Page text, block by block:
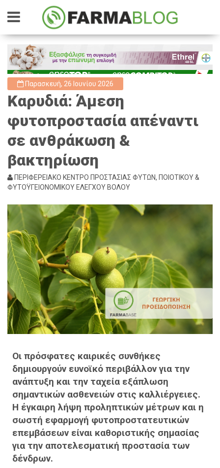
Παρασκευή, 26 Ιουνίου 2026
Καρυδιά: Άμεση
φυτοπροστασία απέναντι
σε ανθράκωση &
βακτηρίωση
ΠΕΡΙΦΕΡΕΙΑΚΟ ΚΕΝΤΡΟ ΠΡΟΣΤΑΣΙΑΣ ΦΥΤΩΝ, ΠΟΙΟΤΙΚΟΥ &
ΦΥΤΟΫΓΕΙΟΝΟΜΙΚΟΥ ΕΛΕΓΧΟΥ ΒΟΛΟΥ
Οι πρόσφατες καιρικές συνθήκες
δημιουργούν ευνοϊκό περιβάλλον για την
ανάπτυξη και την ταχεία εξάπλωση
σημαντικών ασθενειών στις καλλιέργειες.
Η έγκαιρη λήψη προληπτικών μέτρων και η
σωστή εφαρμογή φυτοπροστατευτικών
επεμβάσεων είναι καθοριστικής σημασίας
για την αποτελεσματική προστασία των
δένδρων.